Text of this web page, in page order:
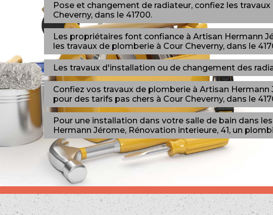
Pose et changement de radiateur, confiez les travaux
Cheverny, dans le 41700.
Les propriétaires font confiance à Artisan Hermann
les travaux de plomberie à Cour Cheverny, dans le
Les travaux d'installation ou de changement des
Confiez vos travaux de plomberie à Artisan Hermann
pour des tarifs pas chers à Cour Cheverny, dans le
Pour une installation dans votre salle de bain dans
Hermann Jérome, Rénovation interieure, 41, un